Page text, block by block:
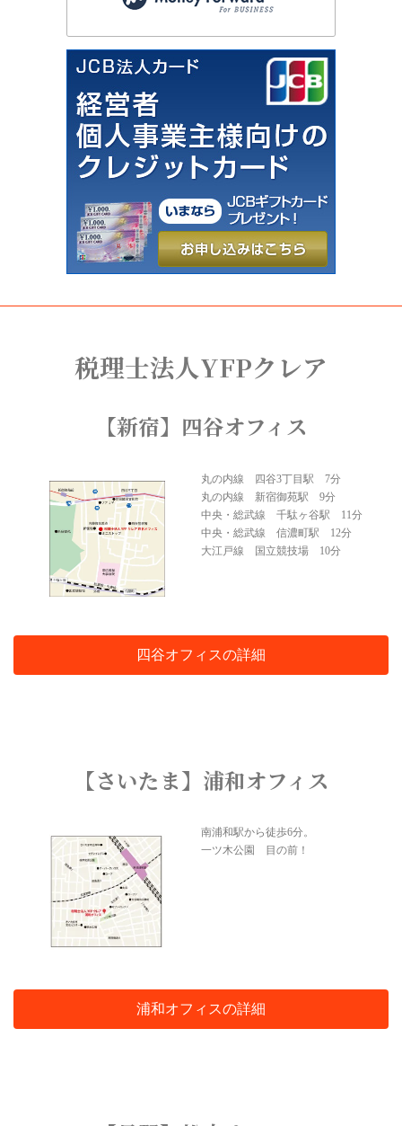
税理士法人YFPクレア
【新宿】四谷オフィス
丸の内線 四谷3丁目駅 7分
丸の内線 新宿御苑駅 9分
中央・総武線 千駄ヶ谷駅 11分
中央・総武線 信濃町駅 12分
大江戸線 国立競技場 10分
四谷オフィスの詳細
【さいたま】浦和オフィス
南浦和駅から徒歩6分。
一ツ木公園 目の前！
浦和オフィスの詳細